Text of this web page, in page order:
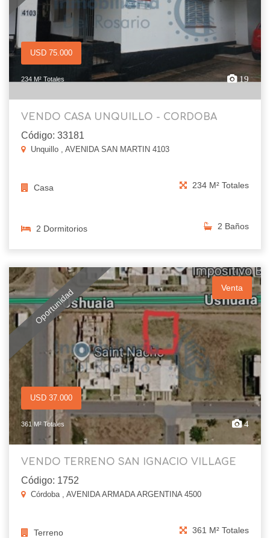
USD 75.000
234 M² Totales 19
VENDO CASA UNQUILLO - CORDOBA
Código: 33181
Unquillo , AVENIDA SAN MARTIN 4103
Casa 234 M² Totales
2 Dormitorios 2 Baños
Oportunidad Venta
USD 37.000
361 M² Totales 4
VENDO TERRENO SAN IGNACIO VILLAGE
Código: 1752
Córdoba , AVENIDA ARMADA ARGENTINA 4500
Terreno 361 M² Totales